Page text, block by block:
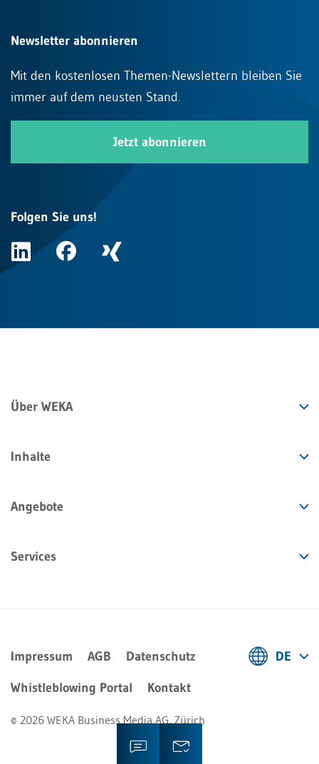
Newsletter abonnieren
Mit den kostenlosen Themen-Newslettern bleiben Sie
immer auf dem neusten Stand.
Jetzt abonnieren
Folgen Sie uns!
Über WEKA
Inhalte
Angebote
Services
Impressum AGB
Datenschutz
Whistleblowing Portal
Kontakt
© 2026 WEKA Business Media AG, Zürich
DE